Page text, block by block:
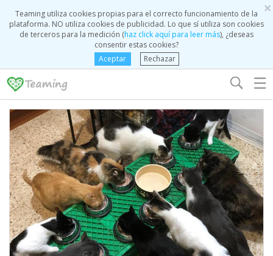
×
Teaming utiliza cookies propias para el correcto funcionamiento de la
plataforma. NO utiliza cookies de publicidad. Lo que sí utiliza son cookies
de terceros para la medición (haz click aquí para leer más), ¿deseas
consentir estas cookies?
Aceptar
Rechazar
☰